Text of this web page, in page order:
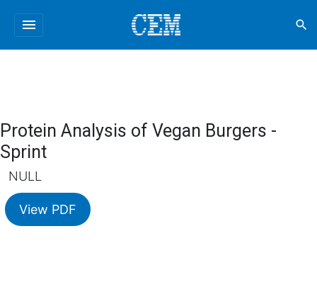
menu search
Protein Analysis of Vegan Burgers -
Sprint
NULL
View PDF